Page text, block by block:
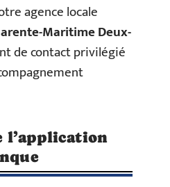
agence locale
Maritime Deux-
de contact privilégié
l’application